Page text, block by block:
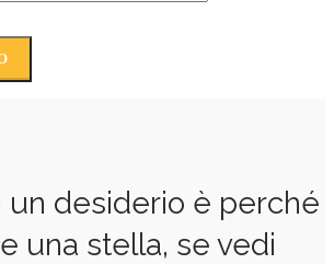
un desiderio è perché
una stella, se vedi